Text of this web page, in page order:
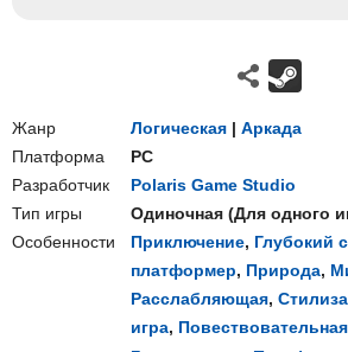
Жанр Логическая | Аркада
Платформа
PC
Разработчик
Polaris Game Studio
Тип игры
Одиночная (Для одного
Особенности
Приключение, Глубокий
платформер, Природа,
Расслабляющая,
игра, Повествовательная